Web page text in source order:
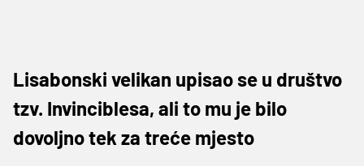
Lisabonski velikan upisao se u društvo
tzv. Invinciblesa, ali to mu je bilo
dovoljno tek za treće mjesto